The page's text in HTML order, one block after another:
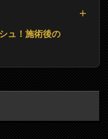
ュ！施術後の